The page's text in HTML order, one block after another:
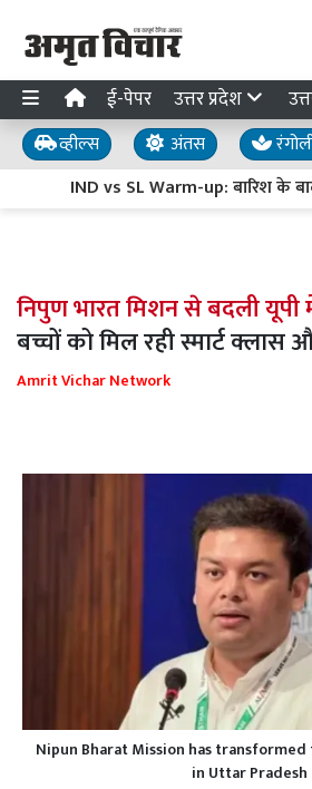
ई-पेपर उत्तर प्रदेश
व्हील्स अंतस
IND vs SL Warm-up: बारिश के
निपुण भारत मिशन से बदली यूपी
बच्चों को मिल रही स्मार्ट क्लास
Amrit Vichar Network
Nipun Bharat Mission has
in Uttar Pradesh